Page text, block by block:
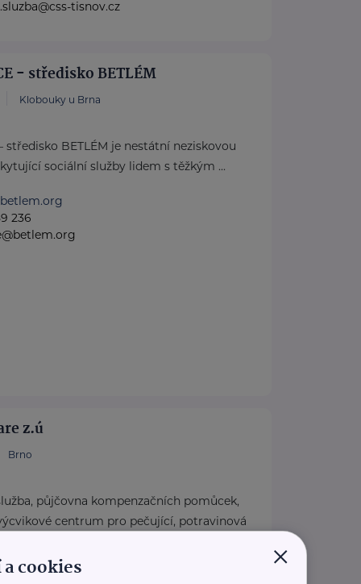
tisnov.cz
- středisko BETLÉM
Klobouky u Brna
středisko BETLÉM je nestátní neziskovou
sociální služby lidem s těžkým ...
236
z.ú
Brno
půjčovna kompenzačních pomůcek,
centrum pro pečující, potravinová
×
cookies